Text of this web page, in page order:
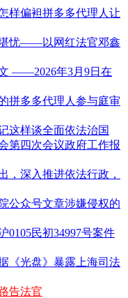
样偏袒拼多多代理人让
堪忧——以网红法官邓鑫
——2026年3月9日在
拼多多代理人参与庭审
这样谈全面依法治国
第四次会议政府工作报
，深入推进依法行政，
公众号文章涉嫌侵权的
0105民初34997号案件
《光盘》暴露上海司法
告法官